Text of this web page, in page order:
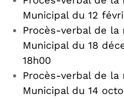
Municipal du 12
Procès-verbal de la
Municipal du 18
18h00
Procès-verbal de la
Municipal du 14